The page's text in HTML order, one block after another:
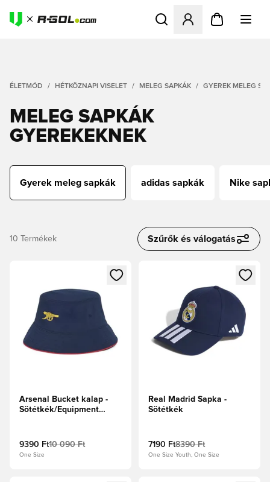
Megnyit egy modált a
ÉLETMÓD HÉTKÖZNAPI VISELET MELEG SAPKÁK GYEREK MELEG
MELEG SAPKÁK
GYEREKEKNEK
Gyerek meleg sapkák adidas sapkák Nike
10 Termékek Szűrők és válogatás
Megnyit egy modált a bejelentkezéshez vagy a tagként
Arsenal Bucket kalap -
Sötétkék/Equipment
9390 Ft10 090 Ft
One Size
Megnyit egy modált a
Real Madrid Sapka -
Sötétkék
7190 Ft8390 Ft
One Size Youth, One Size